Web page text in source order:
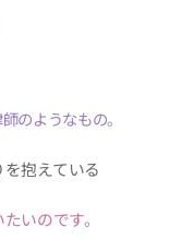
のようなもの。
を抱えている
いのです。